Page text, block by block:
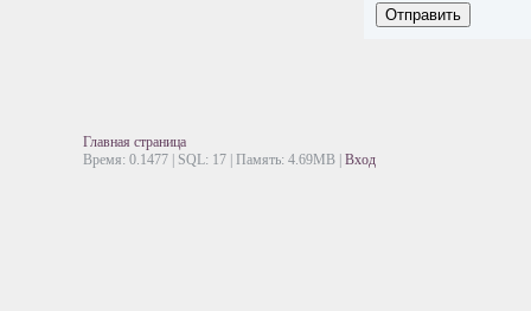
Отправить
Главная страница
Время: 0.1477 | SQL: 17 | Память: 4.69MB Вход